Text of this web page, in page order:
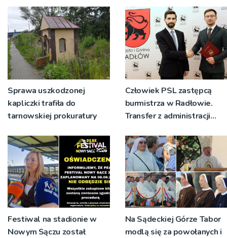
badania
Sprawa uszkodzonej
kapliczki trafiła do
tarnowskiej prokuratury
Człowiek PSL zastępcą
burmistrza w Radłowie.
Transfer z administracji
samorządowej
Festiwal na stadionie w
Nowym Sączu został
Na Sądeckiej Górze Tabor
modlą się za powołanych i